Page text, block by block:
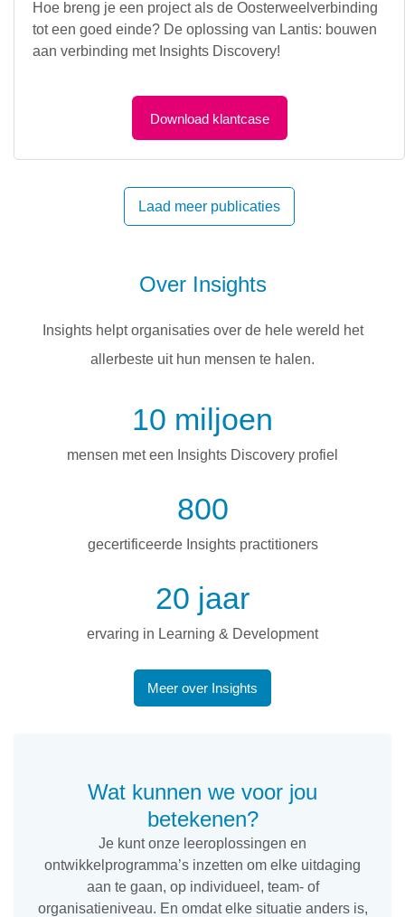
Hoe breng je een project als de Oosterweelverbinding
tot een goed einde? De oplossing van Lantis: bouwen
aan verbinding met Insights Discovery!
Download klantcase
Laad meer publicaties
Over Insights
Insights helpt organisaties over de hele wereld het
allerbeste uit hun mensen te halen.
10 miljoen
mensen met een Insights Discovery profiel
800
gecertificeerde Insights practitioners
20 jaar
ervaring in Learning & Development
Meer over Insights
Wat kunnen we voor jou
betekenen?
Je kunt onze leeroplossingen en
ontwikkelprogramma’s inzetten om elke uitdaging
aan te gaan, op individueel, team- of
organisatieniveau. En omdat elke situatie anders is,